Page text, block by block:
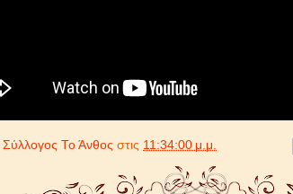
Σύλλογος Το Άνθος στις 11:34:00 μ.μ.